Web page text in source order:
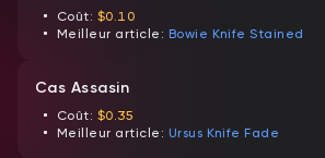
Coût: $0.10
Meilleur article: Bowie Knife Stained
Cas Assasin
Coût: $0.35
Meilleur article: Ursus Knife Fade